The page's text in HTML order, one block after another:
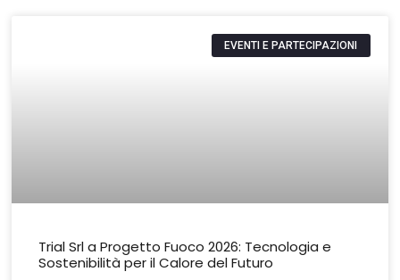
EVENTI E PARTECIPAZIONI
Trial Srl a Progetto Fuoco 2026: Tecnologia e
Sostenibilità per il Calore del Futuro